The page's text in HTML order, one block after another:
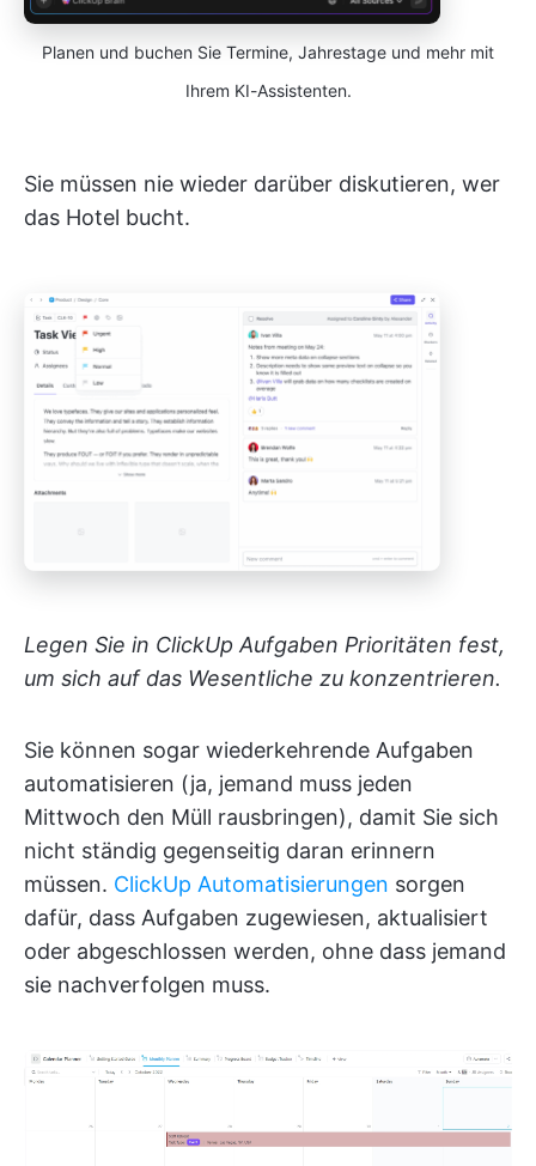
Planen und buchen Sie Termine, Jahrestage und mehr mit
Ihrem KI-Assistenten.
Sie müssen nie wieder darüber diskutieren, wer
das Hotel bucht.
Legen Sie in ClickUp Aufgaben Prioritäten fest,
um sich auf das Wesentliche zu konzentrieren.
Sie können sogar wiederkehrende Aufgaben
automatisieren (ja, jemand muss jeden
Mittwoch den Müll rausbringen), damit Sie sich
nicht ständig gegenseitig daran erinnern
müssen. ClickUp Automatisierungen sorgen
dafür, dass Aufgaben zugewiesen, aktualisiert
oder abgeschlossen werden, ohne dass jemand
sie nachverfolgen muss.